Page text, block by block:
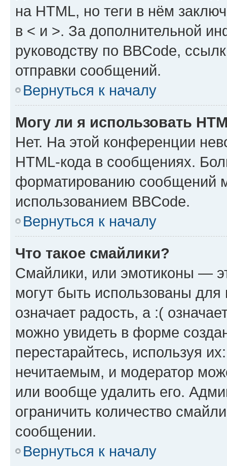
на HTML, но теги в нём
в < и >. За дополнительной
руководству по BBCode,
отправки сообщений.
Вернуться к началу
Могу ли я использовать
Нет. На этой конференции
HTML-кода в сообщениях.
форматированию сообщений
использованием BBCode.
Вернуться к началу
Что такое смайлики?
Смайлики, или эмотиконы —
могут быть использованы
означает радость, а :(
можно увидеть в форме
перестарайтесь, используя
нечитаемым, и модератор
или вообще удалить его.
ограничить количество
сообщении.
Вернуться к началу